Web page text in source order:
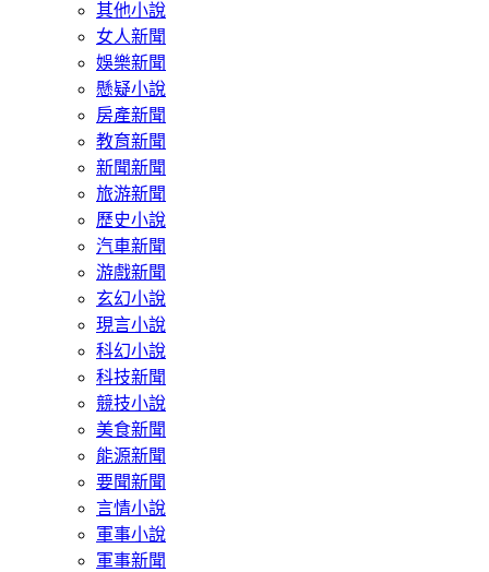
其他小說
女人新聞
娛樂新聞
懸疑小說
房產新聞
教育新聞
新聞新聞
旅游新聞
歷史小說
汽車新聞
游戲新聞
玄幻小說
現言小說
科幻小說
科技新聞
競技小說
美食新聞
能源新聞
要聞新聞
言情小說
軍事小說
軍事新聞